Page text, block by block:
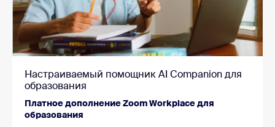
Настраиваемый помощник AI Companion для
образования
Платное дополнение Zoom Workplace для
образования